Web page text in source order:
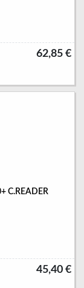
62,85 €
C.READER
45,40 €